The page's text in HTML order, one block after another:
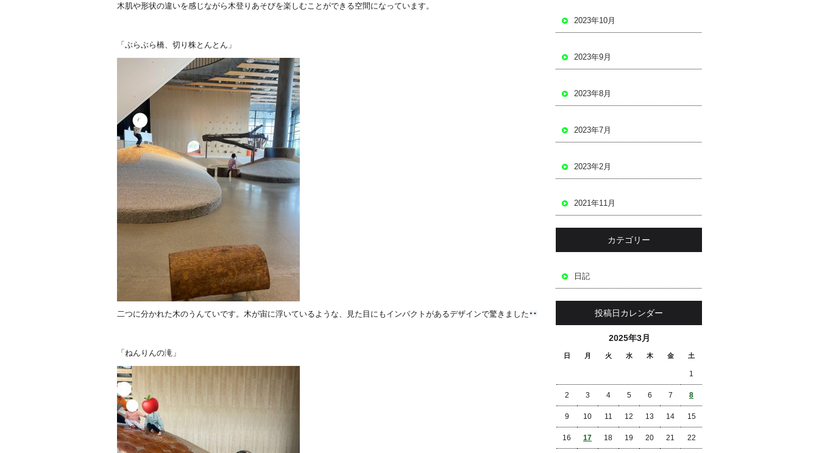
木肌や形状の違いを感じながら木登りあそびを楽しむことができる空間になっています。
「ぶらぶら橋、切り株とんとん」
二つに分かれた木のうんていです。木が宙に浮いているような、見た目にもインパクトがあるデザインで驚きました
「ねんりんの滝」
2023年10月
2023年9月
2023年8月
2023年7月
2023年2月
2021年11月
カテゴリー
日記
投稿日カレンダー
2025年3月
日 月 火 水 木 金 土
1
2 3 4 5 6 7 8
9 10 11 12 13 14 15
16 17 18 19 20 21 22